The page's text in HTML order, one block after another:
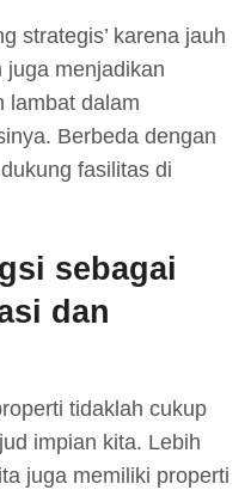
strategis’ karena jauh
juga menjadikan
lambat dalam
Berbeda dengan
fasilitas di
sebagai
dan
tidaklah cukup
impian kita. Lebih
juga memiliki properti